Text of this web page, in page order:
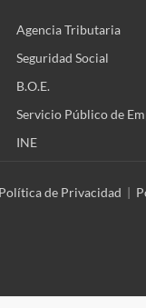
Agencia Tributaria
Seguridad Social
B.O.E.
Servicio Público de
INE
de Privacidad |